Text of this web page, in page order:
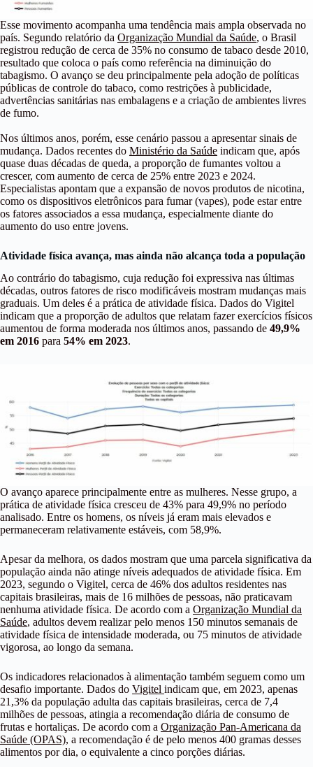
Esse movimento acompanha uma tendência mais ampla observada no
país. Segundo relatório da Organização Mundial da Saúde, o Brasil
registrou redução de cerca de 35% no consumo de tabaco desde 2010,
resultado que coloca o país como referência na diminuição do
tabagismo. O avanço se deu principalmente pela adoção de políticas
públicas de controle do tabaco, como restrições à publicidade,
advertências sanitárias nas embalagens e a criação de ambientes livres
de fumo.
Nos últimos anos, porém, esse cenário passou a apresentar sinais de
mudança. Dados recentes do Ministério da Saúde indicam que, após
quase duas décadas de queda, a proporção de fumantes voltou a
crescer, com aumento de cerca de 25% entre 2023 e 2024.
Especialistas apontam que a expansão de novos produtos de nicotina,
como os dispositivos eletrônicos para fumar (vapes), pode estar entre
os fatores associados a essa mudança, especialmente diante do
aumento do uso entre jovens.
Atividade física avança, mas ainda não alcança toda a população
Ao contrário do tabagismo, cuja redução foi expressiva nas últimas
décadas, outros fatores de risco modificáveis mostram mudanças mais
graduais. Um deles é a prática de atividade física. Dados do Vigitel
indicam que a proporção de adultos que relatam fazer exercícios físicos
aumentou de forma moderada nos últimos anos, passando de 49,9%
em 2016 para 54% em 2023.
O avanço aparece principalmente entre as mulheres. Nesse grupo, a
prática de atividade física cresceu de 43% para 49,9% no período
analisado. Entre os homens, os níveis já eram mais elevados e
permaneceram relativamente estáveis, com 58,9%.
Apesar da melhora, os dados mostram que uma parcela significativa da
população ainda não atinge níveis adequados de atividade física. Em
2023, segundo o Vigitel, cerca de 46% dos adultos residentes nas
capitais brasileiras, mais de 16 milhões de pessoas, não praticavam
nenhuma atividade física. De acordo com a Organização Mundial da
Saúde, adultos devem realizar pelo menos 150 minutos semanais de
atividade física de intensidade moderada, ou 75 minutos de atividade
vigorosa, ao longo da semana.
Os indicadores relacionados à alimentação também seguem como um
desafio importante. Dados do Vigitel indicam que, em 2023, apenas
21,3% da população adulta das capitais brasileiras, cerca de 7,4
milhões de pessoas, atingia a recomendação diária de consumo de
frutas e hortaliças. De acordo com a Organização Pan-Americana da
Saúde (OPAS), a recomendação é de pelo menos 400 gramas desses
alimentos por dia, o equivalente a cinco porções diárias.